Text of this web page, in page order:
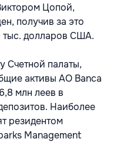
Цопой,
получив за это
долларов США.
Счетной палаты,
активы АО Banca
млн леев в
Наиболее
резидентом
Management